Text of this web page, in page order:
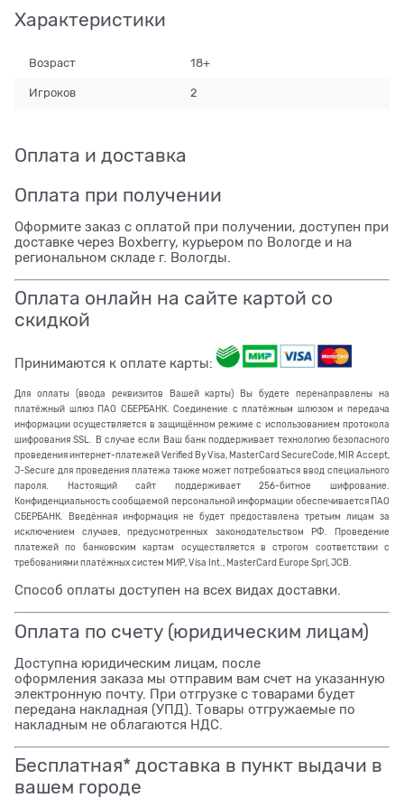
Характеристики
Возраст 18+
Игроков 2
Оплата и доставка
Оплата при получении
Оформите заказ с оплатой при получении, доступен при
доставке через Boxberry, курьером по Вологде и на
региональном складе г. Вологды.
Оплата онлайн на сайте картой со
скидкой
Принимаются к оплате карты:
Для оплаты (ввода реквизитов Вашей карты) Вы будете перенаправлены на
платёжный шлюз ПАО СБЕРБАНК. Соединение с платёжным шлюзом и передача
информации осуществляется в защищённом режиме с использованием протокола
шифрования SSL. В случае если Ваш банк поддерживает технологию безопасного
проведения интернет-платежей Verified By Visa, MasterCard SecureCode, MIR Accept,
J-Secure для проведения платежа также может потребоваться ввод специального
пароля. Настоящий сайт поддерживает 256-битное шифрование.
Конфиденциальность сообщаемой персональной информации обеспечивается ПАО
СБЕРБАНК. Введённая информация не будет предоставлена третьим лицам за
исключением случаев, предусмотренных законодательством РФ. Проведение
платежей по банковским картам осуществляется в строгом соответствии с
требованиями платёжных систем МИР, Visa Int., MasterCard Europe Sprl, JCB.
Способ оплаты доступен на всех видах доставки.
Оплата по счету (юридическим лицам)
Доступна юридическим лицам, после
оформления заказа мы отправим вам счет на указанную
электронную почту. При отгрузке с товарами будет
передана накладная (УПД). Товары отгружаемые по
накладным не облагаются НДС.
Бесплатная* доставка в пункт выдачи в
вашем городе